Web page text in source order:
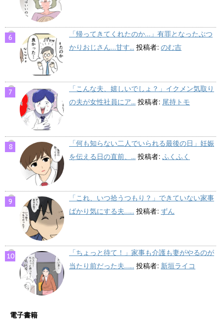
「帰ってきてくれたのか…」有罪となったぶつ
かりおじさん…甘す... 投稿者: のむ吉
「こんな夫、嬉しいでしょ？」イクメン気取り
の夫が女性社員にア... 投稿者: 尾持トモ
「何も知らない二人でいられる最後の日」妊娠
を伝える日の直前、... 投稿者: ふくふく
「これ、いつ拾うつもり？」できていない家事
ばかり気にする夫…... 投稿者: ずん
「ちょっと待て！」家事も介護も妻がやるのが
当たり前だった夫…... 投稿者: 新垣ライコ
電子書籍